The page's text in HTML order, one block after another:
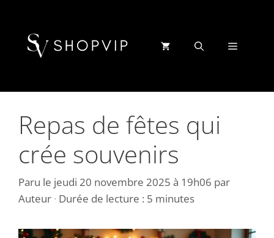
contenu
Menu
Repas de fêtes qui
crée souvenirs
Paru le jeudi 20 novembre 2025 à 19h06 par
Auteur · Durée de lecture : 5 minutes